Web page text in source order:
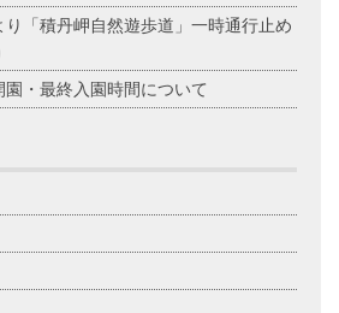
り「積丹岬自然遊歩道」一時通行止め
・最終入園時間について